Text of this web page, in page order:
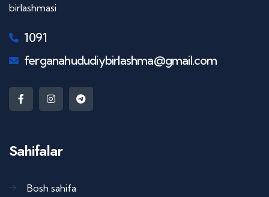
birlashmasi
1091
ferganahududiybirlashma@gmail.com
Sahifalar
Bosh sahifa